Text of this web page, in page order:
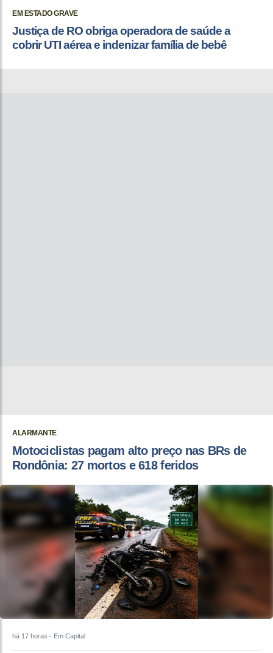
EM ESTADO GRAVE
Justiça de RO obriga operadora de saúde a
cobrir UTI aérea e indenizar família de bebê
ALARMANTE
Motociclistas pagam alto preço nas BRs de
Rondônia: 27 mortos e 618 feridos
há 17 horas - Em Capital